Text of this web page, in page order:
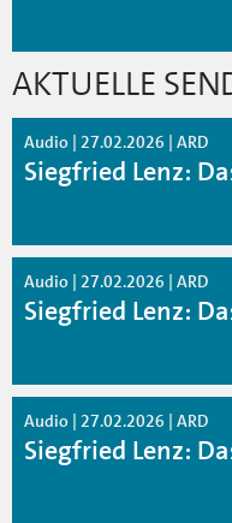
AKTUELLE
Audio | 27.02.2026 | ARD
Siegfried Lenz:
Audio | 27.02.2026 | ARD
Siegfried Lenz:
Audio | 27.02.2026 | ARD
Siegfried Lenz: